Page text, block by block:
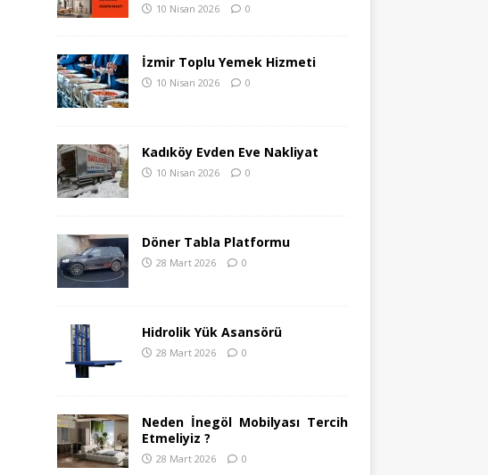
10 Nisan 2026 0
İzmir Toplu Yemek Hizmeti
10 Nisan 2026 0
Kadıköy Evden Eve Nakliyat
10 Nisan 2026 0
Döner Tabla Platformu
28 Mart 2026 0
Hidrolik Yük Asansörü
28 Mart 2026 0
Neden İnegöl Mobilyası Tercih
Etmeliyiz ?
28 Mart 2026 0